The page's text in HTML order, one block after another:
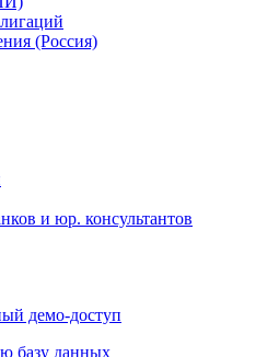
рынка
(Россия)
и юр. консультантов